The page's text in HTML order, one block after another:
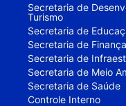
Secretaria de
Turismo
Secretaria de
Secretaria de
Secretaria de
Secretaria de Meio
Secretaria de Saúde
Controle Interno